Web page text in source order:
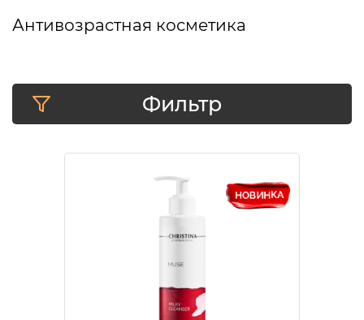
Антивозрастная косметика
Фильтр